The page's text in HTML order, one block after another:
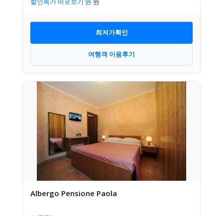
최저가확인
여행객 이용후기
Albergo Pensione Paola